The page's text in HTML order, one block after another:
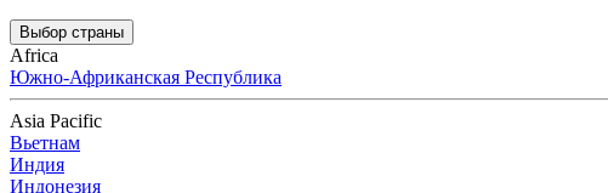
Выбор страны
Africa
Южно-Африканская Республика
Asia Pacific
Вьетнам
Индия
Индонезия